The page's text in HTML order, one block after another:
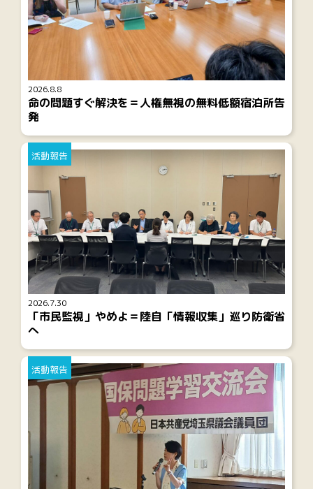
2026.8.8
命の問題すぐ解決を＝人権無視の無料低額宿泊所告
発
2026.7.30
活動報告
「市民監視」やめよ＝陸自「情報収集」巡り防衛省
へ
活動報告